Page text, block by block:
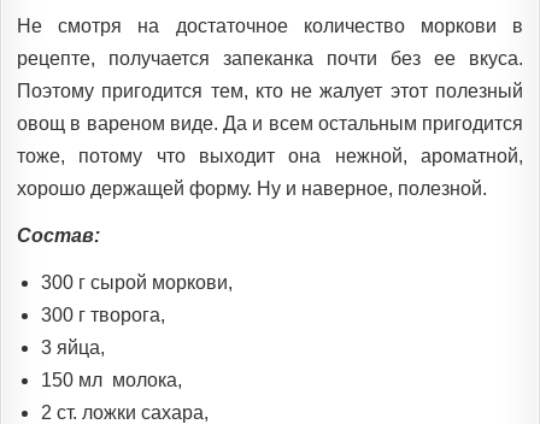
Не смотря на достаточное количество моркови в
рецепте, получается запеканка почти без ее вкуса.
Поэтому пригодится тем, кто не жалует этот полезный
овощ в вареном виде. Да и всем остальным пригодится
тоже, потому что выходит она нежной, ароматной,
хорошо держащей форму. Ну и наверное, полезной.
Состав:
300 г сырой моркови,
300 г творога,
3 яйца,
150 мл молока,
2 ст. ложки сахара,